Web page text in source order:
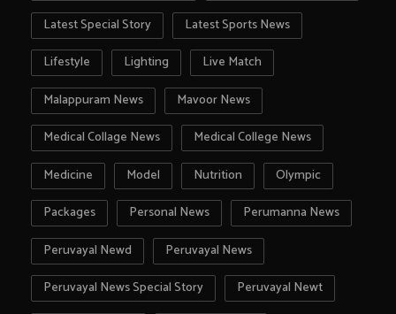
Latest Special Story
Latest Sports News
Lifestyle
Lighting
Live Match
Malappuram News
Mavoor News
Medical Collage News
Medical College News
Medicine
Model Nutrition
Olympic
Packages
Personal News
Perumanna News
Peruvayal Newd
Peruvayal News
Peruvayal News Special Story
Peruvayal Newt